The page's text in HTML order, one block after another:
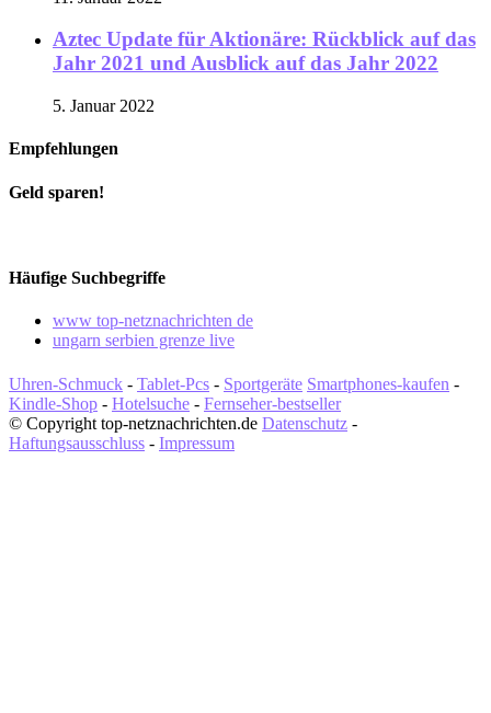
Aztec Update für Aktionäre: Rückblick auf das
Jahr 2021 und Ausblick auf das Jahr 2022
5. Januar 2022
Empfehlungen
Geld sparen!
Häufige Suchbegriffe
www top-netznachrichten de
ungarn serbien grenze live
Uhren-Schmuck - Tablet-Pcs - Sportgeräte Smartphones-kaufen -
Kindle-Shop - Hotelsuche - Fernseher-bestseller
© Copyright top-netznachrichten.de Datenschutz -
Haftungsausschluss - Impressum